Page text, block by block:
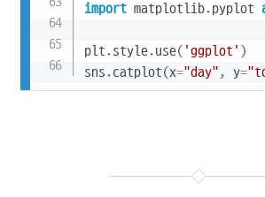
import matplotlib. pyplot
plt. style. use( 'ggplot' )
sns. catplot(x="day" , y=